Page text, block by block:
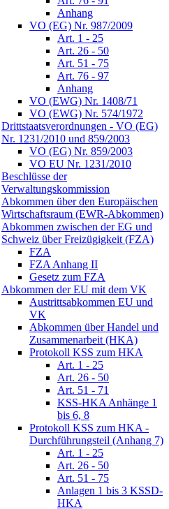
Anhang
VO (EG) Nr. 987/2009
Art. 1 - 25
Art. 26 - 50
Art. 51 - 75
Art. 76 - 97
Anhang
VO (EWG) Nr. 1408/71
VO (EWG) Nr. 574/1972
Drittstaatsverordnungen - VO (EG)
Nr. 1231/2010 und 859/2003
VO (EG) Nr. 859/2003
VO EU Nr. 1231/2010
Beschlüsse der
Verwaltungskommission
Abkommen über den Europäischen
Wirtschaftsraum (EWR-Abkommen)
Abkommen zwischen der EG und
Schweiz über Freizügigkeit (FZA)
FZA
FZA Anhang II
Gesetz zum FZA
Abkommen der EU mit dem VK
Austrittsabkommen EU und
VK
Abkommen über Handel und
Zusammenarbeit (HKA)
Protokoll KSS zum HKA
Art. 1 - 25
Art. 26 - 50
Art. 51 - 71
KSS-HKA Anhänge 1
bis 6, 8
Protokoll KSS zum HKA -
Durchführungsteil (Anhang 7)
Art. 1 - 25
Art. 26 - 50
Art. 51 - 75
Anlagen 1 bis 3 KSSD-
HKA